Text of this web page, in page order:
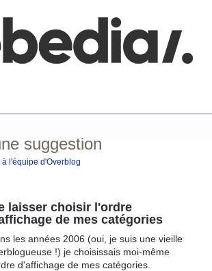
suggestion
l'équipe d'Overblog
laisser choisir l'ordre
de mes catégories
les années 2006 (oui, je suis une vieille
!) je choisissais moi-même
d'affichage de mes catégories.